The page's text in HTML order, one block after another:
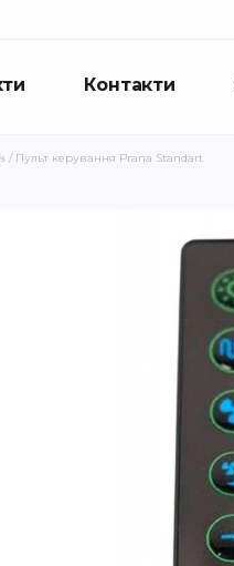
Контакти
/ Пульт керування Prana Standart